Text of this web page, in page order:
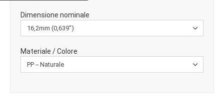
Dimensione nominale
Materiale / Colore